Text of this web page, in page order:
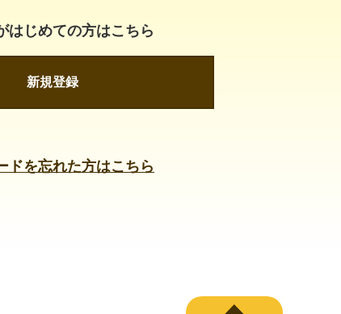
はじめての方はこちら
新規登録
ドを忘れた方はこちら